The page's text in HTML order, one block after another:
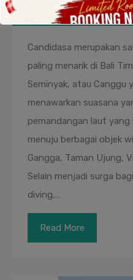
adminPosted in
Candidasa merupakan
paling menarik di Bali
Seminyak, atau Canggu
menawarkan suasana
pemandangan laut
menuju berbagai objek
Gangga, Taman Ujung,
Selain menjadi surga
diving,…
Read More